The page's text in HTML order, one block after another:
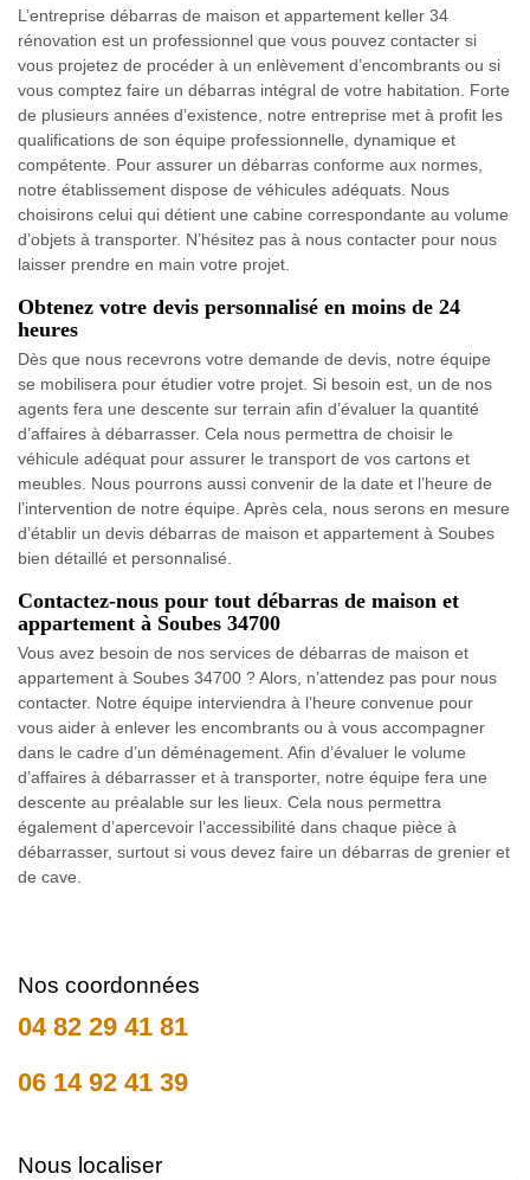
L’entreprise débarras de maison et appartement keller 34
rénovation est un professionnel que vous pouvez contacter si
vous projetez de procéder à un enlèvement d’encombrants ou si
vous comptez faire un débarras intégral de votre habitation. Forte
de plusieurs années d’existence, notre entreprise met à profit les
qualifications de son équipe professionnelle, dynamique et
compétente. Pour assurer un débarras conforme aux normes,
notre établissement dispose de véhicules adéquats. Nous
choisirons celui qui détient une cabine correspondante au volume
d’objets à transporter. N’hésitez pas à nous contacter pour nous
laisser prendre en main votre projet.
Obtenez votre devis personnalisé en moins de 24
heures
Dès que nous recevrons votre demande de devis, notre équipe
se mobilisera pour étudier votre projet. Si besoin est, un de nos
agents fera une descente sur terrain afin d’évaluer la quantité
d’affaires à débarrasser. Cela nous permettra de choisir le
véhicule adéquat pour assurer le transport de vos cartons et
meubles. Nous pourrons aussi convenir de la date et l’heure de
l’intervention de notre équipe. Après cela, nous serons en mesure
d’établir un devis débarras de maison et appartement à Soubes
bien détaillé et personnalisé.
Contactez-nous pour tout débarras de maison et
appartement à Soubes 34700
Vous avez besoin de nos services de débarras de maison et
appartement à Soubes 34700 ? Alors, n’attendez pas pour nous
contacter. Notre équipe interviendra à l’heure convenue pour
vous aider à enlever les encombrants ou à vous accompagner
dans le cadre d’un déménagement. Afin d’évaluer le volume
d’affaires à débarrasser et à transporter, notre équipe fera une
descente au préalable sur les lieux. Cela nous permettra
également d’apercevoir l’accessibilité dans chaque pièce à
débarrasser, surtout si vous devez faire un débarras de grenier et
de cave.
Nos coordonnées
04 82 29 41 81
06 14 92 41 39
Nous localiser